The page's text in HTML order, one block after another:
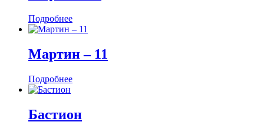
Подробнее
Мартин ‒ 11
Подробнее
Бастион